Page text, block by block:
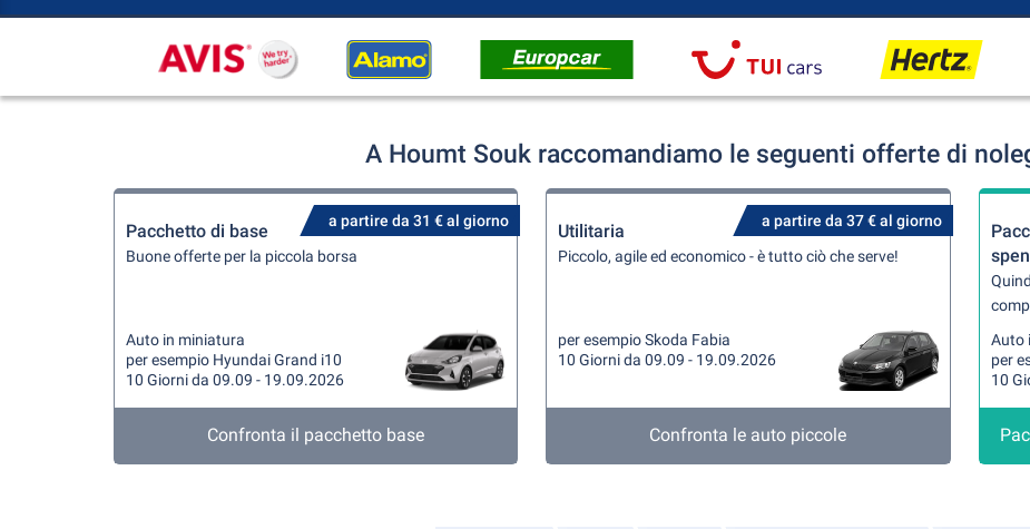
A Houmt Souk raccomandiamo le seguenti offerte di
a partire da 31 € al giorno
Pacchetto di base
Buone offerte per la piccola borsa
Auto in miniatura
per esempio Hyundai Grand i10
10 Giorni da 09.09 - 19.09.2026
Confronta il pacchetto base
a partire da 37 € al giorno
Utilitaria
Piccolo, agile ed economico - è tutto ciò che serve!
per esempio Skoda Fabia
10 Giorni da 09.09 - 19.09.2026
Confronta le auto piccole
Auto
per
10